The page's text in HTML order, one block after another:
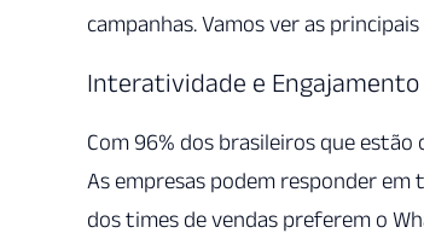
campanhas. Vamos ver as
Interatividade e Engajamento
Com 96% dos brasileiros que
As empresas podem responder
dos times de vendas preferem o